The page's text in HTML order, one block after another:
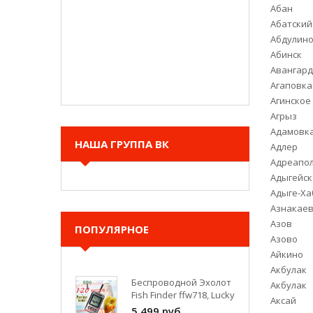
Абан
Абатский
Абдулино
Абинск
Агаповка
Агинское
Агрыз
Адлер
Адыгейск
Адыге-
Азов
Азово
Айкино
Акбулак
Акбулак
Аксай
НАША ГРУППА ВК
ПОПУЛЯРНОЕ
Fish Finder ffw718, Lucky
5 499 руб.